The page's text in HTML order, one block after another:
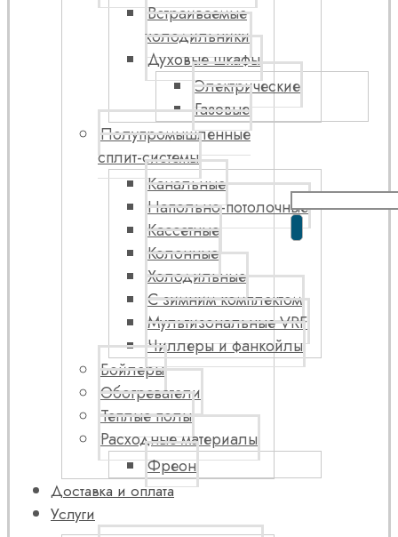
Встраиваемые
холодильники
Духовые шкафы
Электрические
Газовые
Полупромышленные
сплит-системы
Канальные
Напольно-потолочные
Кассетные
Колонные
Холодильные
С зимним комплектом
Мультизональные VRF
Чиллеры и фанкойлы
Бойлеры
Обогреватели
Теплые полы
Расходные материалы
Фреон
Доставка и оплата
Услуги